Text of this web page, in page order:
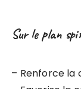
Sur le plan
– Renforce la